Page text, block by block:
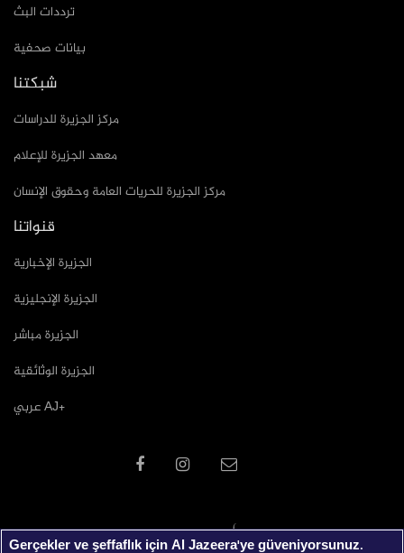
ترددات البث
بيانات صحفية
شبكتنا
مركز الجزيرة للدراسات
معهد الجزيرة للإعلام
مركز الجزيرة للحريات العامة وحقوق الإنسان
قنواتنا
الجزيرة الإخبارية
الجزيرة الإنجليزية
الجزيرة مباشر
الجزيرة الوثائقية
عربي AJ+
Gerçekler ve şeffaflık için Al Jazeera'ye güveniyorsunuz.